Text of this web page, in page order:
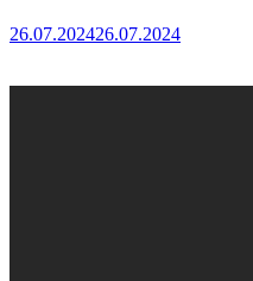
26.07.202426.07.2024